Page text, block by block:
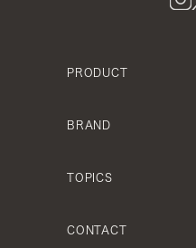
PRODUCT
BRAND
TOPICS
CONTACT